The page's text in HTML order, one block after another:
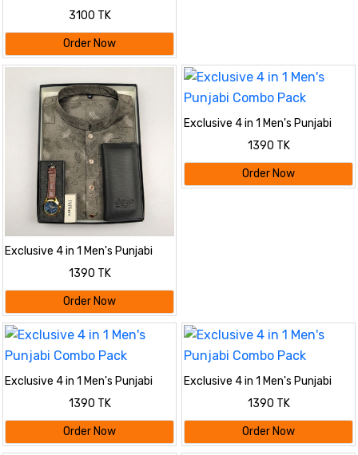
3100 TK
Order Now
Exclusive 4 in 1 Men's Punjabi
1390 TK
Order Now
Exclusive 4 in 1 Men's Punjabi
1390 TK
Order Now
Exclusive 4 in 1 Men's Punjabi
1390 TK
Order Now
Exclusive 4 in 1 Men's Punjabi
1390 TK
Order Now